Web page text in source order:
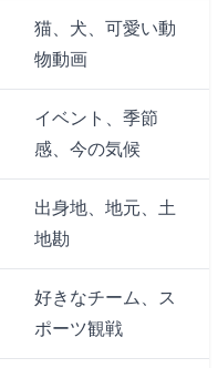
猫、犬、可愛い動
物動画
イベント、季節
感、今の気候
出身地、地元、土
地勘
好きなチーム、ス
ポーツ観戦